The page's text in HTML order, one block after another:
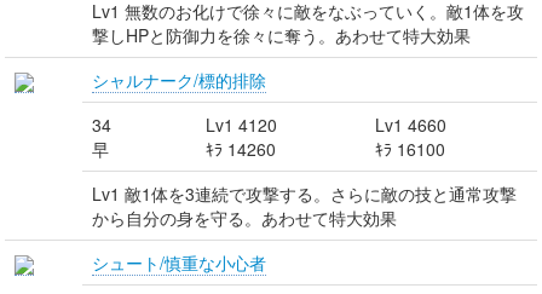
Lv1 無数のお化けで徐々に敵をなぶっていく。敵1体を攻
撃しHPと防御力を徐々に奪う。あわせて特大効果
シャルナーク/標的排除
34
早
Lv1 4120
ｷﾗ 14260
Lv1 4660
ｷﾗ 16100
Lv1 敵1体を3連続で攻撃する。さらに敵の技と通常攻撃
から自分の身を守る。あわせて特大効果
シュート/慎重な小心者